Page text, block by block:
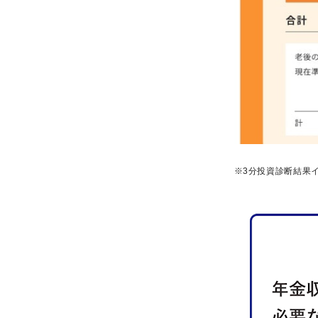
※3分投資診断結果